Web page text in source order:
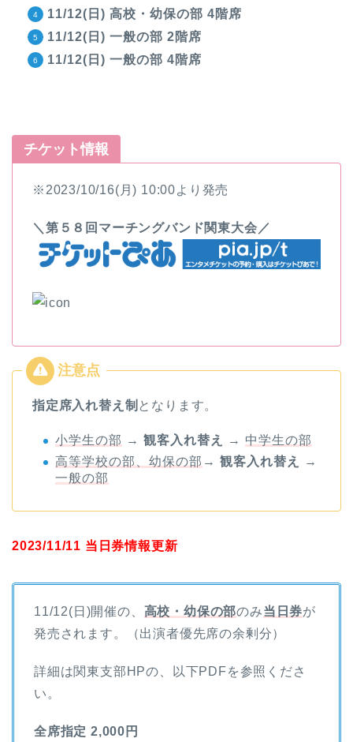
11/12(日) 高校・幼保の部 4階席
11/12(日) 一般の部 2階席
11/12(日) 一般の部 4階席
チケット情報
※2023/10/16(月) 10:00より発売
＼第５８回マーチングバンド関東大会／
指定席入れ替え制 となります。
小学生の部 → 観客入れ替え → 中学生の部
高等学校の部、幼保の部 → 観客入れ替え
→
一般の部
2023/11/11 当日券情報更新
11/12(日)開催の、 高校・幼保の部のみ当日券が
発売されます。（出演者優先席の余剰分）
詳細は関東支部HPの、以下PDFを参照くださ
い。
全席指定 2,000円